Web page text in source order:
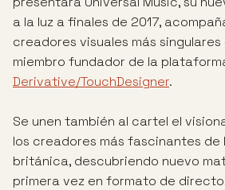
a la luz a finales de 2017,
creadores visuales más
miembro fundador de la
Derivative/TouchDesigner.
Se unen también al cartel el
los creadores más fascinantes de
británica, descubriendo nuevo
primera vez en formato de